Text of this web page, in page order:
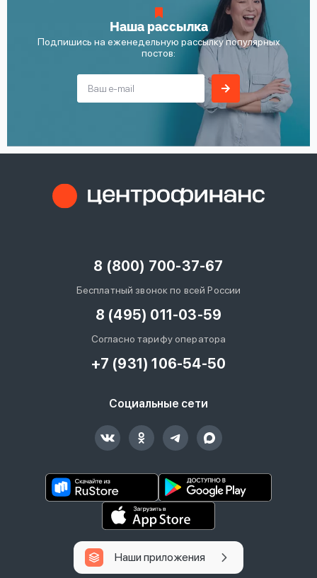
Наша рассылка
Подпишись на еженедельную рассылку популярных
постов:
8 (800) 700-37-67
Бесплатный звонок по всей России
8 (495) 011-03-59
Согласно тарифу оператора
+7 (931) 106-54-50
Социальные сети
Наши приложения